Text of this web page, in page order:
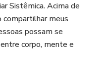
Sistêmica. Acima de
meus
possam se
corpo, mente e